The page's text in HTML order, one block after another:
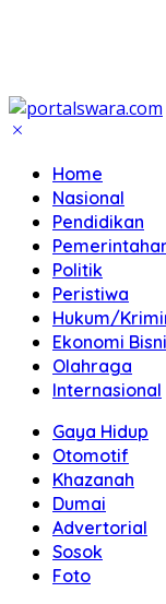
Home
Nasional
Pendidikan
Politik
Peristiwa
Hukum/
Ekonomi
Olahraga
Internasional
Gaya Hidup
Otomotif
Khazanah
Dumai
Advertorial
Sosok
Foto